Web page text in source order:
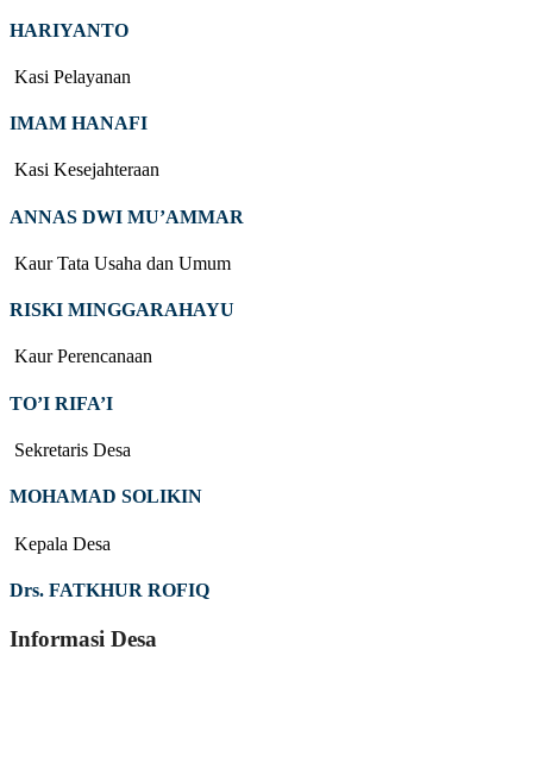
HARIYANTO
Kasi Pelayanan
IMAM HANAFI
Kasi Kesejahteraan
ANNAS DWI MU’AMMAR
Kaur Tata Usaha dan Umum
RISKI MINGGARAHAYU
Kaur Perencanaan
TO’I RIFA’I
Sekretaris Desa
MOHAMAD SOLIKIN
Kepala Desa
Drs. FATKHUR ROFIQ
Informasi Desa